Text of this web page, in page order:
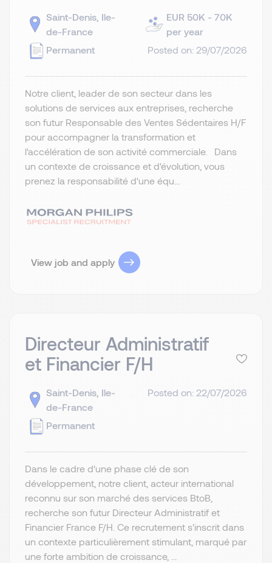
Saint-Denis, Ile-
de-France
Permanent
EUR 50K - 70K
per year
Posted on: 29/07/2026
Notre client, leader de son secteur dans les
solutions de services aux entreprises, recherche
son futur Responsable des Ventes Sédentaires H/F
pour accompagner la transformation et
l'accélération de son activité commerciale. Dans
un contexte de croissance et d'évolution, vous
prenez la responsabilité d'une équ...
View job and apply
Directeur Administratif
et Financier F/H
Saint-Denis, Ile-
de-France
Permanent
Posted on: 22/07/2026
Dans le cadre d'une phase clé de son
développement, notre client, acteur international
reconnu sur son marché des services BtoB,
recherche son futur Directeur Administratif et
Financier France F/H. Ce recrutement s'inscrit dans
un contexte particulièrement stimulant, marqué par
une forte ambition de croissance, ...